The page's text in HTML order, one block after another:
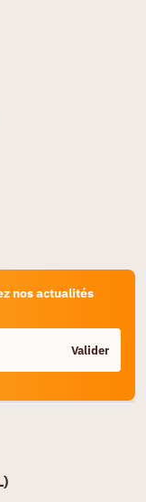
nos actualités
Valider